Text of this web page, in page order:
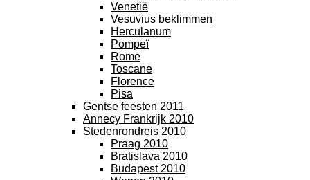
Venetië
Vesuvius beklimmen
Herculanum
Pompeï
Rome
Toscane
Florence
Pisa
Gentse feesten 2011
Annecy Frankrijk 2010
Stedenrondreis 2010
Praag 2010
Bratislava 2010
Budapest 2010